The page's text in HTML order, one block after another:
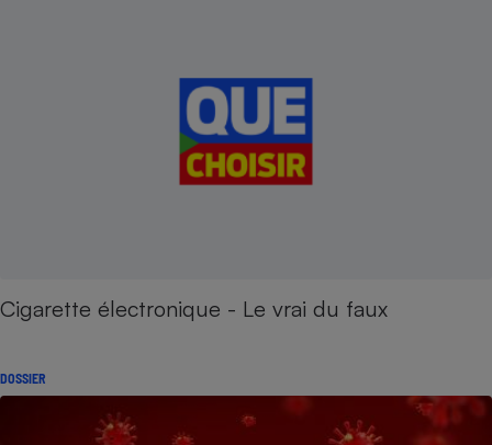
Cigarette électronique - Le vrai du faux
DOSSIER